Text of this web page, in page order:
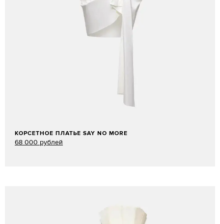
КОРСЕТНОЕ ПЛАТЬЕ SAY NO MORE
68 000 рублей